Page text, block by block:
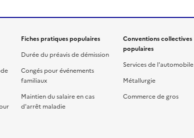
Fiches pratiques populaires
Durée du préavis de démission
Congés pour événements
familiaux
Maintien du salaire en cas
d'arrêt maladie
Conventions collectives
populaires
Services de l'automobile
Métallurgie
Commerce de gros